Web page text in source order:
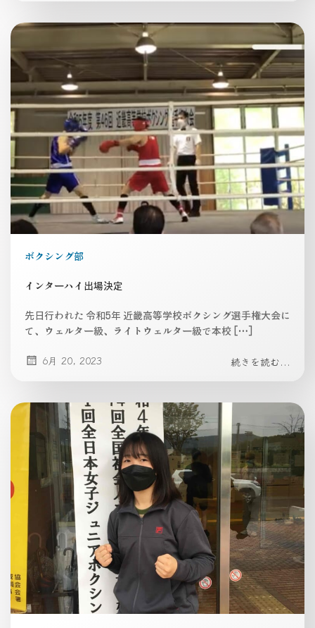
ボクシング部
インターハイ出場決定
先日行われた 令和5年 近畿高等学校ボクシング選手権大会に
て、ウェルター級、ライトウェルター級で本校 […]
6月 20, 2023 続きを読む...